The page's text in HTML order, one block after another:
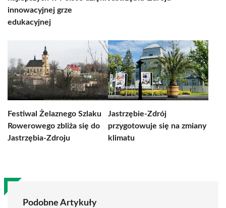
innowacyjnej grze
edukacyjnej
Festiwal Żelaznego Szlaku
Rowerowego zbliża się do
Jastrzębia-Zdroju
Jastrzębie-Zdrój
przygotowuje się na zmiany
klimatu
Podobne Artykuły